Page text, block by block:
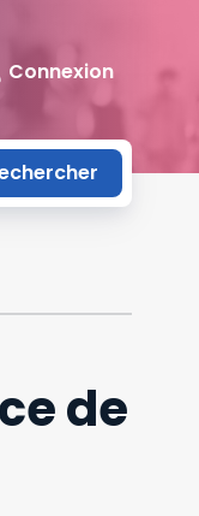
Connexion
de